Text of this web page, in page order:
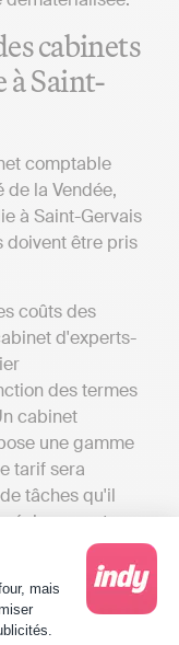
:
mais
cabinets
à Saint-
comptable
la Vendée,
à Saint-Gervais
doivent être pris
coûts des
d'experts-
des termes
cabinet
une gamme
tarif sera
tâches qu'il
échangeant avec
vous aurez la
devis et de
des
offrira